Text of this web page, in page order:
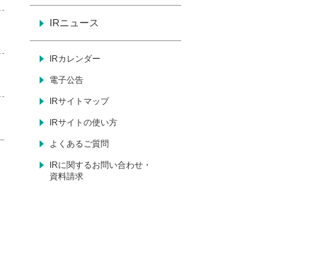
IRニュース
IRカレンダー
電子公告
IRサイトマップ
IRサイトの使い方
よくあるご質問
IRに関するお問い合わせ・
資料請求